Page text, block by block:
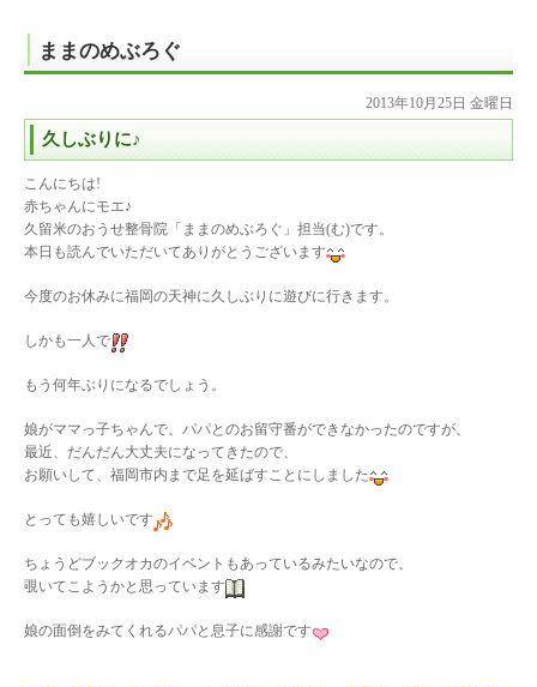
ままのめぶろぐ
2013年10月25日 金曜日
久しぶりに♪
こんにちは!
赤ちゃんにモエ♪
久留米のおうせ整骨院「ままのめぶろぐ」担当(む)です。
本日も読んでいただいてありがとうございます
今度のお休みに福岡の天神に久しぶりに遊びに行きます。
しかも一人で
もう何年ぶりになるでしょう。
娘がママっ子ちゃんで、パパとのお留守番ができなかったのですが、
最近、だんだん大丈夫になってきたので、
お願いして、福岡市内まで足を延ばすことにしました
とっても嬉しいです
ちょうどブックオカのイベントもあっているみたいなので、
覗いてこようかと思っています
娘の面倒をみてくれるパパと息子に感謝です